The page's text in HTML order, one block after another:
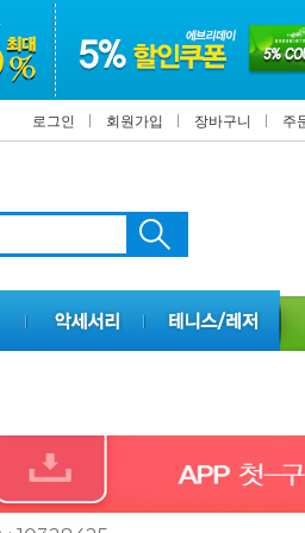
로그인 회원가입 장바구니 주